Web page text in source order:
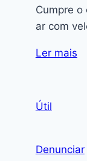
Cumpre o
ar com
Ler mais
Útil
Denunciar